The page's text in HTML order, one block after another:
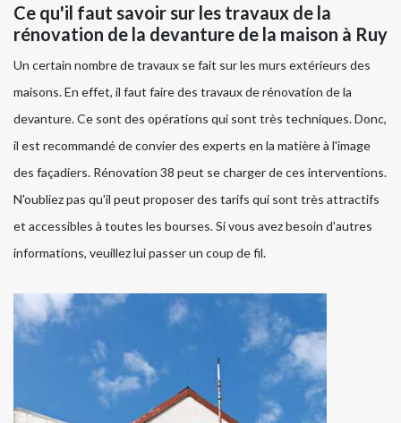
Ce qu'il faut savoir sur les travaux de la
rénovation de la devanture de la maison à Ruy
Un certain nombre de travaux se fait sur les murs extérieurs des
maisons. En effet, il faut faire des travaux de rénovation de la
devanture. Ce sont des opérations qui sont très techniques. Donc,
il est recommandé de convier des experts en la matière à l'image
des façadiers. Rénovation 38 peut se charger de ces interventions.
N'oubliez pas qu'il peut proposer des tarifs qui sont très attractifs
et accessibles à toutes les bourses. Si vous avez besoin d'autres
informations, veuillez lui passer un coup de fil.